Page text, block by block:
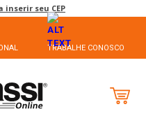
seu CEP
TRABALHE CONOSCO